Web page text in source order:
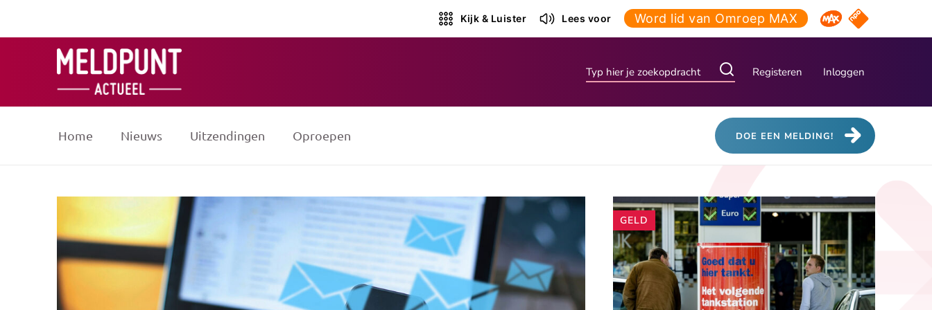
Kijk & Luister Lees voor Word lid van Omroep MAX Omroep MAX
NPO Start
Registeren Inloggen
Home Nieuws Uitzendingen Oproepen DOE EEN MELDING!
Andere
artikelen
GELD